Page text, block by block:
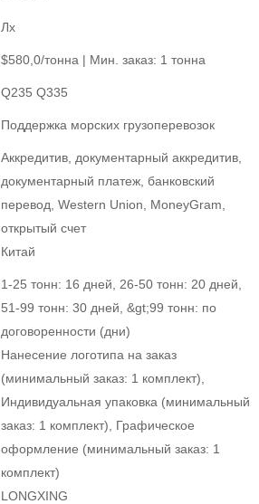
Лх
$580,0/тонна | Мин. заказ: 1 тонна
Q235 Q335
Поддержка морских грузоперевозок
Аккредитив, документарный аккредитив,
документарный платеж, банковский
перевод, Western Union, MoneyGram,
открытый счет
Китай
1-25 тонн: 16 дней, 26-50 тонн: 20 дней,
51-99 тонн: 30 дней, &gt;99 тонн: по
договоренности (дни)
Нанесение логотипа на заказ
(минимальный заказ: 1 комплект),
Индивидуальная упаковка (минимальный
заказ: 1 комплект), Графическое
оформление (минимальный заказ: 1
комплект)
LONGXING